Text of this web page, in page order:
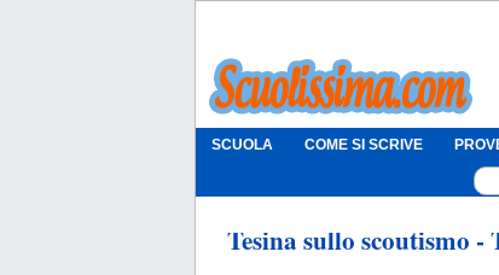
SCUOLA COME SI SCRIVE
Tesina sullo scoutismo -